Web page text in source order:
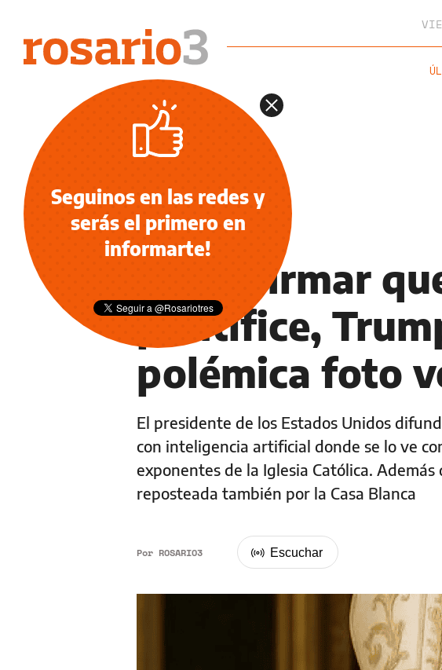
VIE
INFORMACIÓN GENERAL
Tras afirmar
pontífice,
polémica foto
El presidente de los Estados Unidos
con inteligencia artificial donde se lo ve
exponentes de la Iglesia Católica.
reposteada también por la Casa Blanca
Por ROSARIO3
Seguinos en las redes y
serás el primero en
informarte!